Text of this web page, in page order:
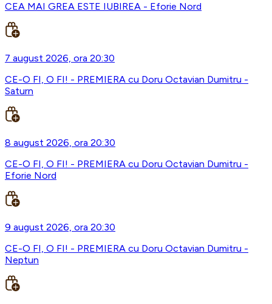
CEA MAI GREA ESTE IUBIREA - Eforie Nord
7 august 2026, ora 20:30
CE-O FI, O FI! - PREMIERA cu Doru Octavian Dumitru -
Saturn
8 august 2026, ora 20:30
CE-O FI, O FI! - PREMIERA cu Doru Octavian Dumitru -
Eforie Nord
9 august 2026, ora 20:30
CE-O FI, O FI! - PREMIERA cu Doru Octavian Dumitru -
Neptun